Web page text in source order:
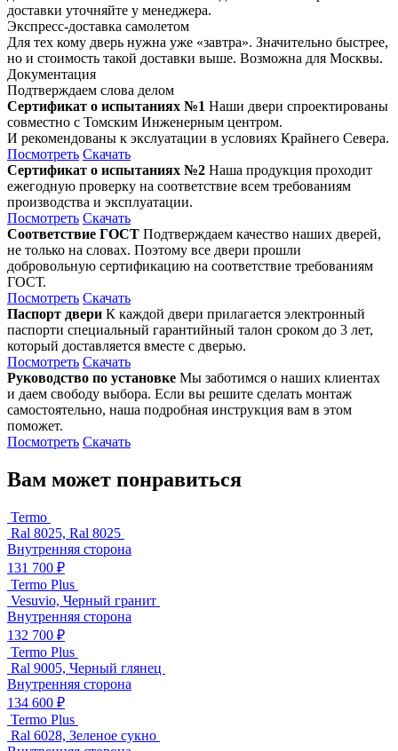
доставки уточняйте у менеджера.
Экспресс-доставка самолетом
Для тех кому дверь нужна уже «завтра». Значительно быстрее,
но и стоимость такой доставки выше. Возможна для Москвы.
Документация
Подтверждаем слова делом
Сертификат о испытаниях №1 Наши двери спроектированы
совместно с Томским Инженерным центром.
И рекомендованы к экслуатации в условиях Крайнего Севера.
Посмотреть Скачать
Сертификат о испытаниях №2 Наша продукция проходит
ежегодную проверку на соответствие всем требованиям
производства и эксплуатации.
Посмотреть Скачать
Соответствие ГОСТ Подтверждаем качество наших дверей,
не только на словах. Поэтому все двери прошли
добровольную сертификацию на соответствие требованиям
ГОСТ.
Посмотреть Скачать
Паспорт двери К каждой двери прилагается электронный
паспорти специальный гарантийный талон сроком до 3 лет,
который доставляется вместе с дверью.
Посмотреть Скачать
Руководство по установке Мы заботимся о наших клиентах
и даем свободу выбора. Если вы решите сделать монтаж
самостоятельно, наша подробная инструкция вам в этом
поможет.
Посмотреть Скачать
Вам может понравиться
Termo
Ral 8025, Ral 8025
Внутренняя сторона
131 700 ₽
Termo Plus
Vesuvio, Черный гранит
Внутренняя сторона
132 700 ₽
Termo Plus
Ral 9005, Черный глянец
Внутренняя сторона
134 600 ₽
Termo Plus
Ral 6028, Зеленое сукно